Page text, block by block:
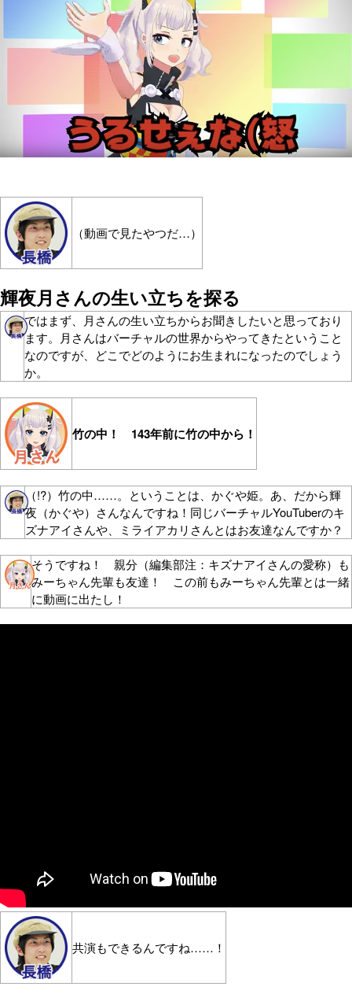
（動画で見たやつだ…）
輝夜月さんの生い立ちを探る
ではまず、月さんの生い立ちからお聞きしたいと思っており
ます。月さんはバーチャルの世界からやってきたということ
なのですが、どこでどのようにお生まれになったのでしょう
か。
竹の中！ 143年前に竹の中から！
（!?）竹の中……。ということは、かぐや姫。あ、だから輝
夜（かぐや）さんなんですね！同じバーチャルYouTuberのキ
ズナアイさんや、ミライアカリさんとはお友達なんですか？
そうですね！ 親分（編集部注：キズナアイさんの愛称）も
みーちゃん先輩も友達！ この前もみーちゃん先輩とは一緒
に動画に出たし！
共演もできるんですね……！